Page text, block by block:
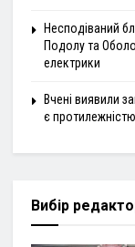
Несподіваний
Подолу та
електрики
Вчені виявили
є
Вибір